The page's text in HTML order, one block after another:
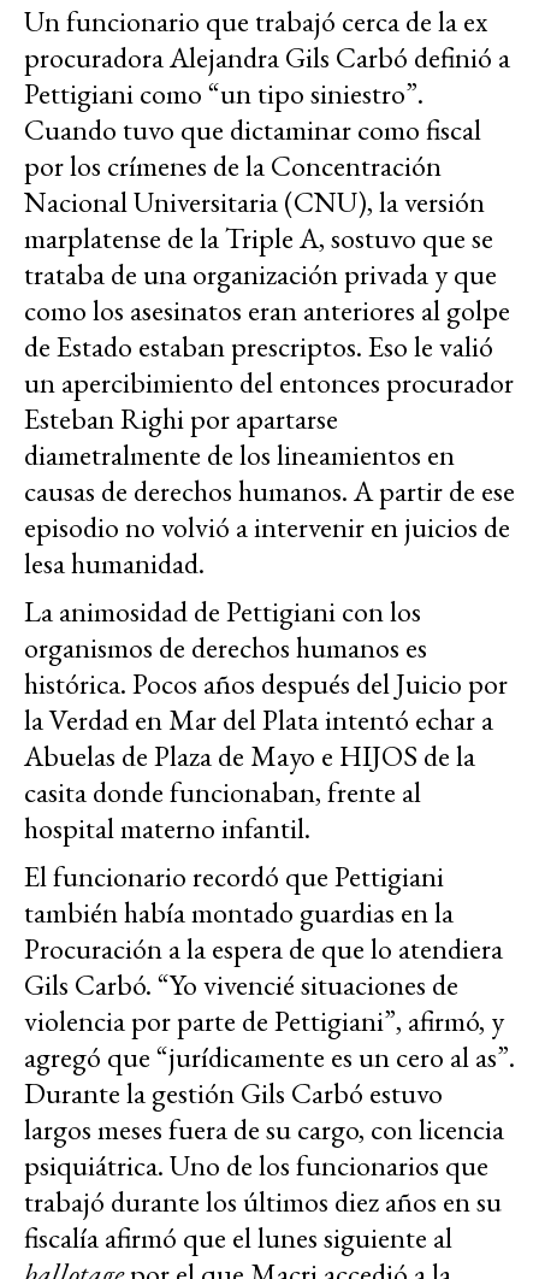
Un funcionario que trabajó cerca de la ex
procuradora Alejandra Gils Carbó definió a
Pettigiani como “un tipo siniestro”.
Cuando tuvo que dictaminar como fiscal
por los crímenes de la Concentración
Nacional Universitaria (CNU), la versión
marplatense de la Triple A, sostuvo que se
trataba de una organización privada y que
como los asesinatos eran anteriores al golpe
de Estado estaban prescriptos. Eso le valió
un apercibimiento del entonces procurador
Esteban Righi por apartarse
diametralmente de los lineamientos en
causas de derechos humanos. A partir de ese
episodio no volvió a intervenir en juicios de
lesa humanidad.
La animosidad de Pettigiani con los
organismos de derechos humanos es
histórica. Pocos años después del Juicio por
la Verdad en Mar del Plata intentó echar a
Abuelas de Plaza de Mayo e HIJOS de la
casita donde funcionaban, frente al
hospital materno infantil.
El funcionario recordó que Pettigiani
también había montado guardias en la
Procuración a la espera de que lo atendiera
Gils Carbó. “Yo vivencié situaciones de
violencia por parte de Pettigiani”, afirmó, y
agregó que “jurídicamente es un cero al as”.
Durante la gestión Gils Carbó estuvo
largos meses fuera de su cargo, con licencia
psiquiátrica. Uno de los funcionarios que
trabajó durante los últimos diez años en su
fiscalía afirmó que el lunes siguiente al